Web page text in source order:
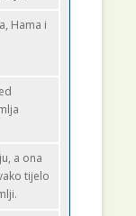
Hama i
a ona
tijelo